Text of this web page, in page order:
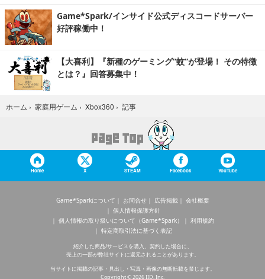
Game*Spark/インサイド公式ディスコードサーバー
好評稼働中！
【大喜利】『新種のゲーミング“蚊”が登場！ その特徴
とは？』回答募集中！
ホーム › 家庭用ゲーム › Xbox360 › 記事
Home X STEAM Facebook YouTube
Game*Sparkについて お問合せ 広告掲載
会社概要
個人情報保護方針
個人情報の取り扱いについて（Game*Spark）
利用規約
特定商取引法に基づく表記
紹介した商品/サービスを購入、契約した場合に、
売上の一部が弊社サイトに還元されることがあります。
当サイトに掲載の記事・見出し・写真・画像の無断転載を禁じます。
Copyright © 2026 IID, Inc.